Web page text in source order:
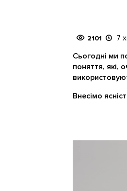
2101 7
Сьогодні ми
поняття, які,
Внесімо